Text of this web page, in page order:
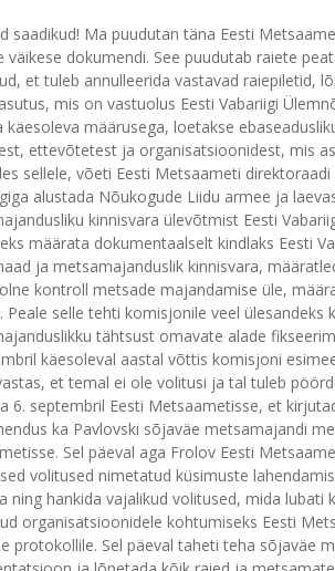
saadikud! Ma puudutan täna Eesti
väikese dokumendi. See puudutab raiete
et tuleb annulleerida vastavad raiepiletid,
mis on vastuolus Eesti Vabariigi
käesoleva määrusega, loetakse
ettevõtetest ja organisatsioonidest, mis
sellele, võeti Eesti Metsaameti
alustada Nõukogude Liidu armee ja
kinnisvara ülevõtmist Eesti
määrata dokumentaalselt kindlaks Eesti
ja metsamajanduslik kinnisvara,
kontroll metsade majandamise üle,
Peale selle tehti komisjonile veel
tähtsust omavate alade
käesoleval aastal võttis komisjoni
et temal ei ole volitusi ja tal tuleb
6. septembril Eesti Metsaametisse, et
ka Pavlovski sõjaväe metsamajandi
Sel päeval aga Frolov Eesti
volitused nimetatud küsimuste
ning hankida vajalikud volitused, mida
organisatsioonidele kohtumiseks Eesti
protokollile. Sel päeval taheti teha sõjaväe